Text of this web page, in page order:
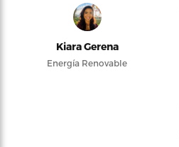
Kiara Gerena
Energía Renovable